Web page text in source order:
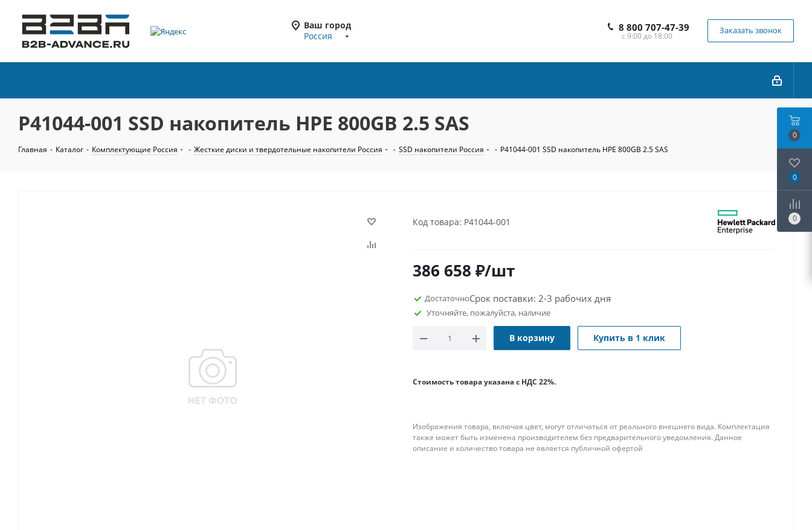
Ваш город
Россия
8 800 707-47-39
с 9:00 до 18:00
Заказать звонок
P41044-001 SSD накопитель HPE 800GB 2.5 SAS
Главная - Каталог - Комплектующие Россия - Жесткие диски и твердотельные накопители Россия - SSD накопители Россия - P41044-001 SSD накопитель HPE 800GB 2.5 SAS
Код товара: P41044-001
386 658 ₽/шт
ДостаточноСрок поставки: 2-3 рабочих дня
Уточняйте, пожалуйста, наличие
В корзину Купить в 1 клик
Стоимость товара указана с НДС 22%.
Изображения товара, включая цвет, могут отличаться от реального внешнего вида. Комплектация
также может быть изменена производителем без предварительного уведомления. Данное
описание и количество товара не является публичной офертой
0
0
0